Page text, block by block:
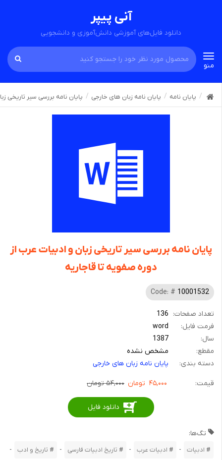
آنی پیپر
دانلود فایل‌های آموزشی دانش‌آموزی و دانشجویی
Toggle
navigation
منو
پایان نامه پایان نامه زبان های خارجی پایان نامه بررسی سیر تاریخی
پایان نامه بررسی سیر تاریخی زبان و ادبیات عرب از
دوره صفویه تا قاجاریه
Code: # 10001532
تعداد صفحات: 136
فرمت فایل:
word
سال:
1387
مقطع:
مشخص نشده
دسته بندی:
پایان نامه زبان های خارجی
قیمت: ۴۵,۰۰۰ تومان ۵۴,۰۰۰ تومان
دانلود فایل
تگ‌ها:
ادبیات - ادبیات عرب - تاریخ ادبیات فارسی - تاریخ و ادب -